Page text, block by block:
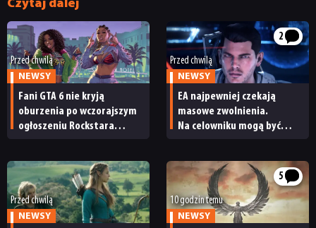
NEWSY
PUBLICYSTYKA
Czytaj dalej
Przed chwilą
NEWSY
Fani GTA 6 nie kryją
oburzenia po wczorajszym
ogłoszeniu Rockstara
2
Przed chwilą
NEWSY
EA najpewniej czekają
masowe zwolnienia.
Na celowniku mogą być
Przed chwilą
NEWSY
5
10 godzin temu
NEWSY